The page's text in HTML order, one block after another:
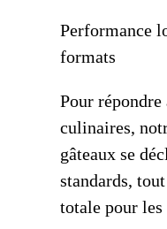
Performance
formats
Pour
culinaires,
gâteaux se
standards,
totale pour les